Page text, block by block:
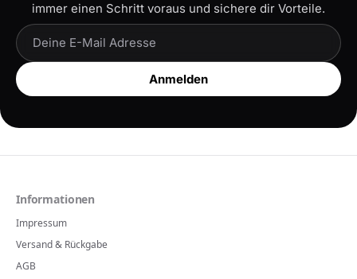
immer einen Schritt voraus und sichere dir Vorteile.
Anmelden
Informationen
Impressum
Versand & Rückgabe
AGB